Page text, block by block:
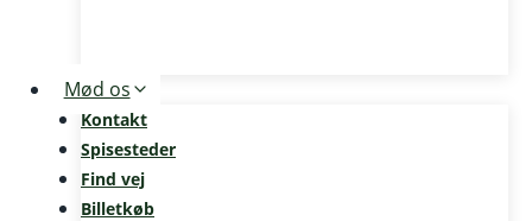
Mød os
Kontakt
Spisesteder
Find vej
Billetkøb